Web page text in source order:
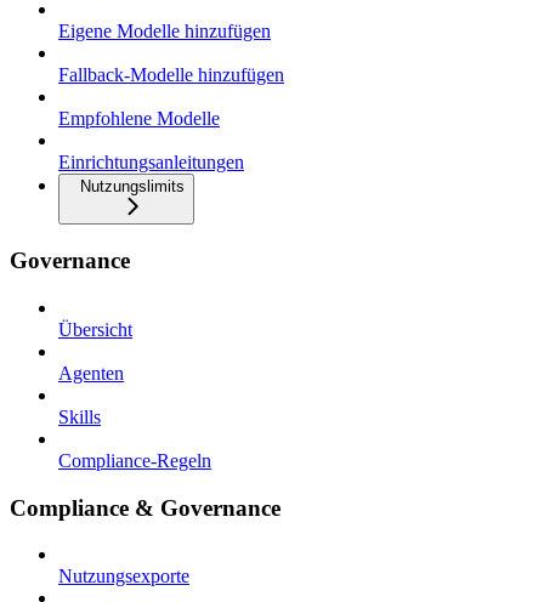
Eigene Modelle hinzufügen
Fallback-Modelle hinzufügen
Empfohlene Modelle
Einrichtungsanleitungen
Nutzungslimits
Governance
Übersicht
Agenten
Skills
Compliance-Regeln
Compliance & Governance
Nutzungsexporte